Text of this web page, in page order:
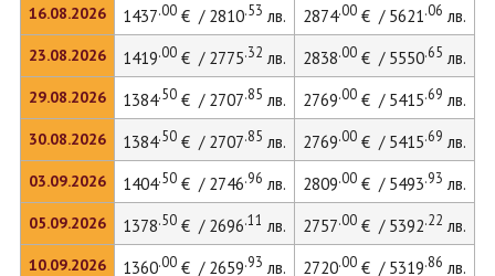
16.08.2026
23.08.2026
29.08.2026
30.08.2026
03.09.2026
05.09.2026
10.09.2026
1437.00€ / 2810.53 лв. 2874.00€ / 5621.06 лв.
1419.00€ / 2775.32 лв. 2838.00€ / 5550.65 лв.
1384.50€ / 2707.85 лв. 2769.00€ / 5415.69 лв.
1384.50€ / 2707.85 лв. 2769.00€ / 5415.69 лв.
1404.50€ / 2746.96 лв. 2809.00€ / 5493.93 лв.
1378.50€ / 2696.11 лв. 2757.00€ / 5392.22 лв.
1360.00€ / 2659.93 лв. 2720.00€ / 5319.86 лв.